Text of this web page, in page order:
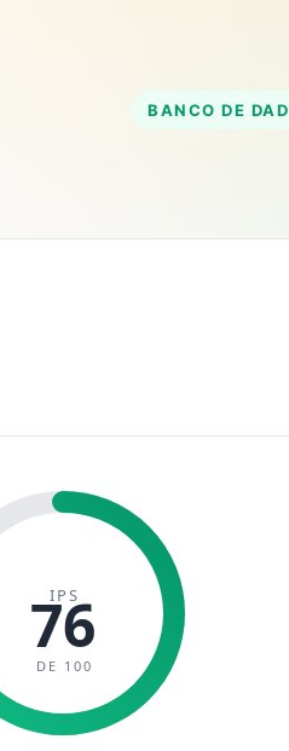
BANCO DE
IPS
76
DE 100